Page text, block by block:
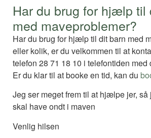
Har du brug for hjælp til
med maveproblemer?
Har du brug for hjælp til dit barn med
eller kolik, er du velkommen til at
telefon 28 71 18 10 i telefontiden med
Er du klar til at booke en tid, kan du
Jeg ser meget frem til at hjælpe jer,
skal have ondt i maven
Venlig hilsen